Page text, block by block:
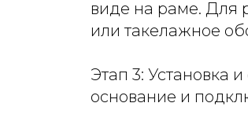
виде на раме. Для
или такелажное
Этап 3: Установка
основание и